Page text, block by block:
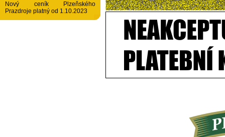
Nový ceník Plzeňského
Prazdroje platný od 1.10.2023